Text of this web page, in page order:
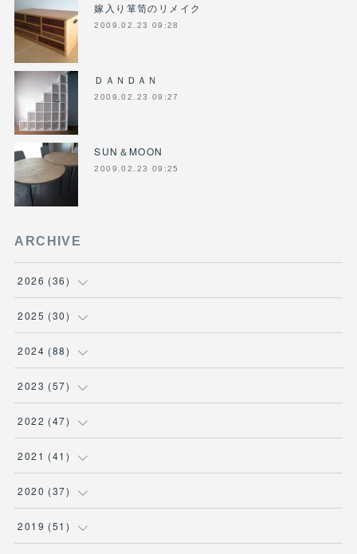
嫁入り箪笥のリメイク
2009.02.23 09:28
ＤＡＮＤＡＮ
2009.02.23 09:27
SUN＆MOON
2009.02.23 09:25
ARCHIVE
2026 (36)
(3)
(4)
(3)
(5)
2025 (30)
(6)
(4)
(3)
( 2 )
2024 (88)
(7)
(8)
( 9 )
(3)
2023 (57)
(7)
( 6 )
(4)
( 3 )
2022 (47)
(7 )
(7)
(3 )
2021 (41 )
(2)
(3 )
2020 (37)
(7 )
2019 (51 )